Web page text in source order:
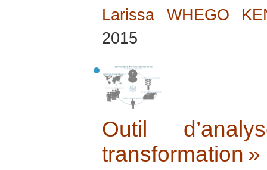
Larissa WHEGO
2015
Outil
transformation